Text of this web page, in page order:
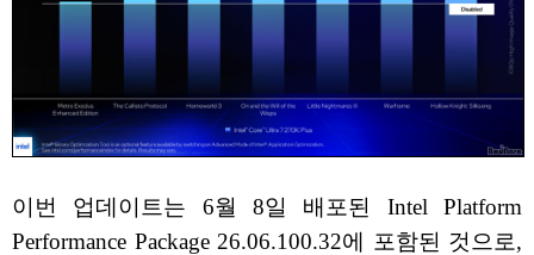
이번 업데이트는 6월 8일 배포된 Intel Platform
Performance Package 26.06.100.32에 포함된 것으로,